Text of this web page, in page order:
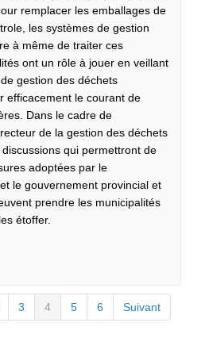
remplacer les emballages de
les systèmes de gestion
à même de traiter ces
ont un rôle à jouer en veillant
gestion des déchets
efficacement le courant de
Dans le cadre de
de la gestion des déchets
qui permettront de
adoptées par le
le gouvernement provincial et
prendre les municipalités
étoffer.
3 4 5 6 Suivant